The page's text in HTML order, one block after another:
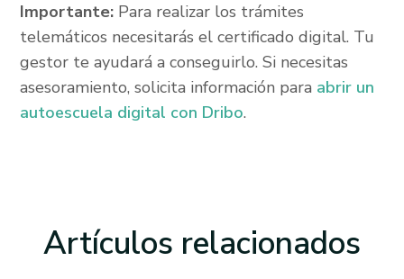
Importante: Para realizar los trámites
telemáticos necesitarás el certificado digital. Tu
gestor te ayudará a conseguirlo. Si necesitas
asesoramiento, solicita información para abrir un
autoescuela digital con Dribo.
Artículos relacionados